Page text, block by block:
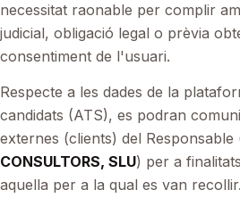
necessitat raonable per complir
judicial, obligació legal o prèvia
consentiment de l'usuari.
Respecte a les dades de la
candidats (ATS), es podran
externes (clients) del Responsable
CONSULTORS, SLU) per a
aquella per a la qual es van